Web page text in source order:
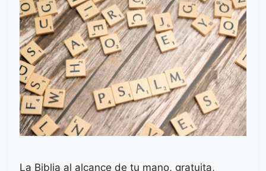
La Biblia al alcance de tu mano, gratuita,